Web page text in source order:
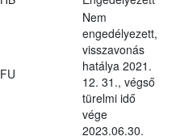
FU
Nem
engedélyezett,
visszavonás
hatálya 2021.
12. 31., végső
türelmi idő
vége
2023.06.30.